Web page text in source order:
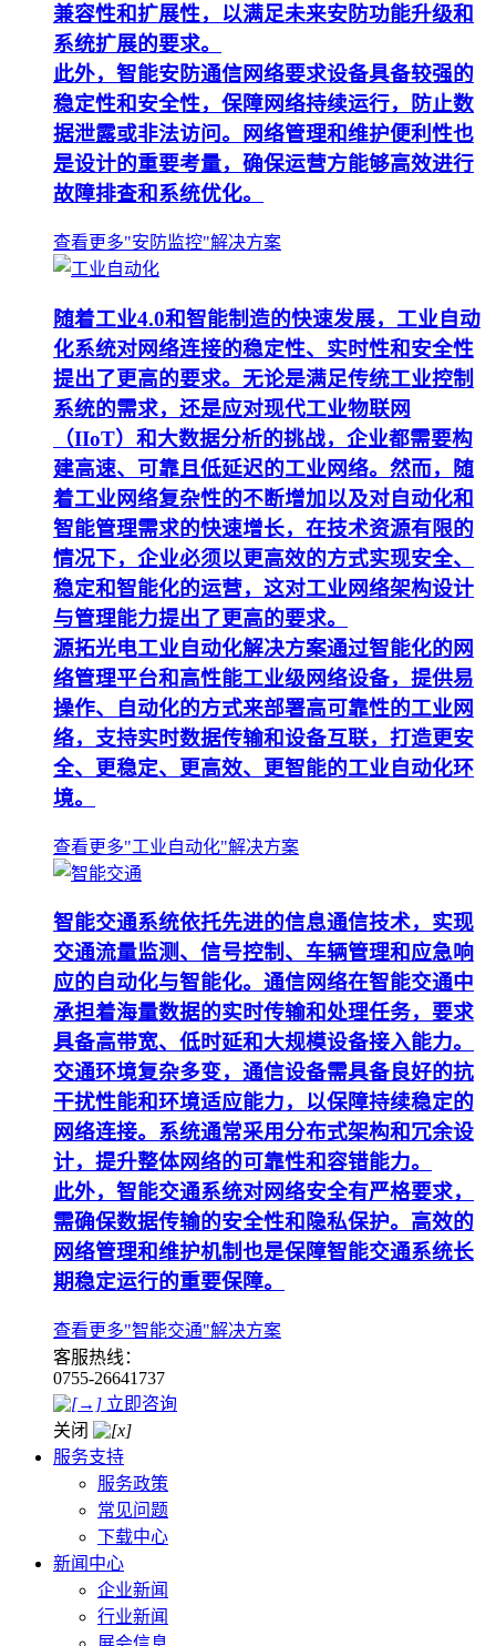
兼容性和扩展性，以满足未来安防功能升级和
系统扩展的要求。
此外，智能安防通信网络要求设备具备较强的
稳定性和安全性，保障网络持续运行，防止数
据泄露或非法访问。网络管理和维护便利性也
是设计的重要考量，确保运营方能够高效进行
故障排查和系统优化。
查看更多"安防监控"解决方案
随着工业4.0和智能制造的快速发展，工业自动
化系统对网络连接的稳定性、实时性和安全性
提出了更高的要求。无论是满足传统工业控制
系统的需求，还是应对现代工业物联网
（IIoT）和大数据分析的挑战，企业都需要构
建高速、可靠且低延迟的工业网络。然而，随
着工业网络复杂性的不断增加以及对自动化和
智能管理需求的快速增长，在技术资源有限的
情况下，企业必须以更高效的方式实现安全、
稳定和智能化的运营，这对工业网络架构设计
与管理能力提出了更高的要求。
源拓光电工业自动化解决方案通过智能化的网
络管理平台和高性能工业级网络设备，提供易
操作、自动化的方式来部署高可靠性的工业网
络，支持实时数据传输和设备互联，打造更安
全、更稳定、更高效、更智能的工业自动化环
境。
查看更多"工业自动化"解决方案
智能交通系统依托先进的信息通信技术，实现
交通流量监测、信号控制、车辆管理和应急响
应的自动化与智能化。通信网络在智能交通中
承担着海量数据的实时传输和处理任务，要求
具备高带宽、低时延和大规模设备接入能力。
交通环境复杂多变，通信设备需具备良好的抗
干扰性能和环境适应能力，以保障持续稳定的
网络连接。系统通常采用分布式架构和冗余设
计，提升整体网络的可靠性和容错能力。
此外，智能交通系统对网络安全有严格要求，
需确保数据传输的安全性和隐私保护。高效的
网络管理和维护机制也是保障智能交通系统长
期稳定运行的重要保障。
查看更多"智能交通"解决方案
客服热线：
0755-26641737
立即咨询
关闭
服务支持
服务政策
常见问题
下载中心
新闻中心
企业新闻
行业新闻